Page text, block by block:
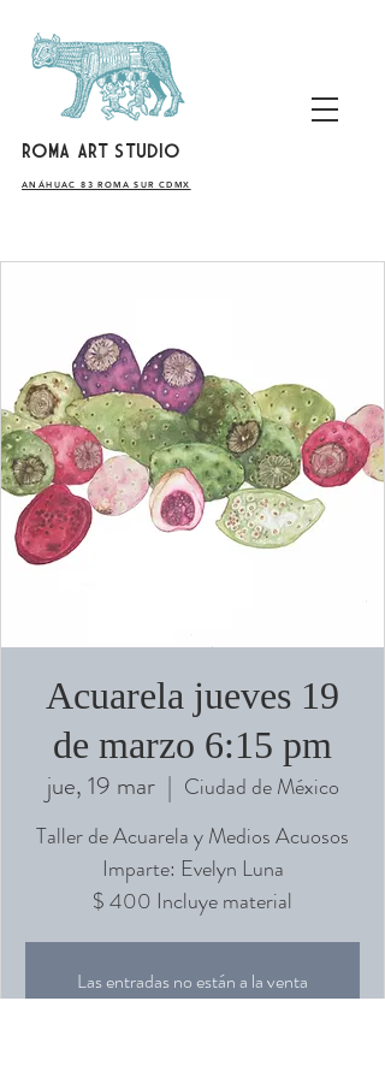
ROMA ART STUDIO
​ANÁHUAC 83 ROMA SUR CDMX
Acuarela jueves 19
de marzo 6:15 pm
jue, 19 mar
  |
Ciudad de México
Taller de Acuarela y Medios Acuosos
Imparte: Evelyn Luna
Las entradas no están a la venta